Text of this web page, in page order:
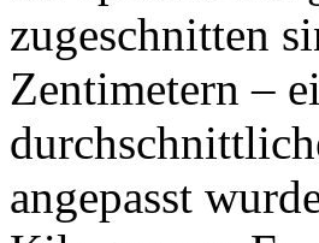
zugeschnitten
Zentimetern –
angepasst